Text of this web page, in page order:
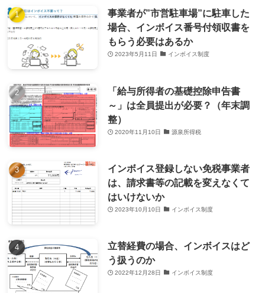
事業者が”市営駐車場”に駐車した
場合、インボイス番号付領収書を
もらう必要はあるか
2023年5月11日 インボイス制度
「給与所得者の基礎控除申告書
～」は全員提出が必要？（年末調
整）
2020年11月10日 源泉所得税
インボイス登録しない免税事業者
は、請求書等の記載を変えなくて
はいけないか
2023年10月10日 インボイス制度
立替経費の場合、インボイスはど
う扱うのか
2022年12月28日 インボイス制度